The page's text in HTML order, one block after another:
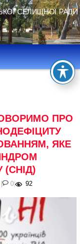
селищної ради
ПРО
ЯКЕ
(СНІД)
| 0 | 92